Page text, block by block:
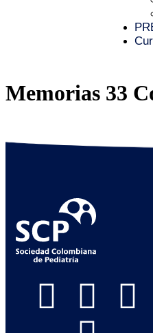
Memorias 33